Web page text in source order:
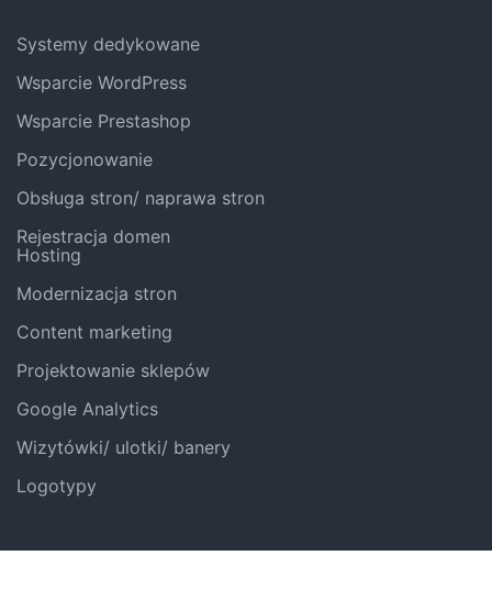
Systemy dedykowane
Wsparcie WordPress
Wsparcie Prestashop
Pozycjonowanie
Obsługa stron/ naprawa stron
Rejestracja domen
Hosting
Modernizacja stron
Content marketing
Projektowanie sklepów
Google Analytics
Wizytówki/ ulotki/ banery
Logotypy